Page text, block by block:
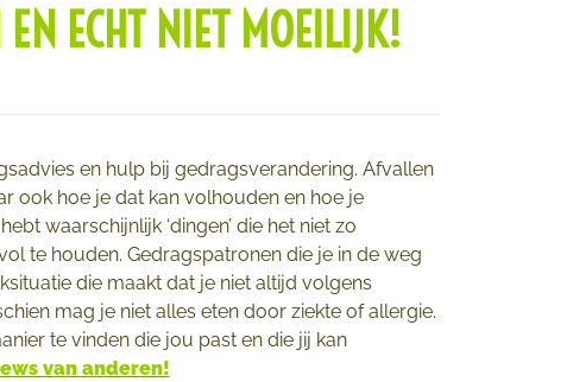
EN ECHT NIET MOEILIJK!
en hulp bij gedragsverandering. Afvallen
ook hoe je dat kan volhouden en hoe je
waarschijnlijk ‘dingen’ die het niet zo
te houden. Gedragspatronen die je in de weg
die maakt dat je niet altijd volgens
mag je niet alles eten door ziekte of allergie.
te vinden die jou past en die jij kan
van anderen!